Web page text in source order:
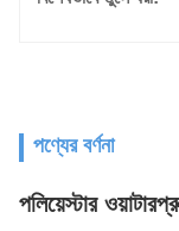
পণ্যের বর্ণনা
পলিয়েস্টার